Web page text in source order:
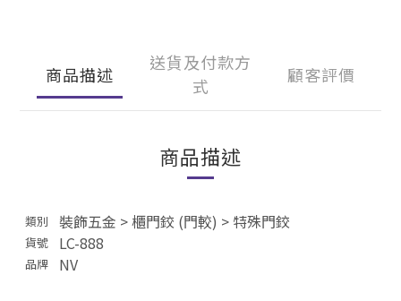
商品描述
送貨及付款方
式
顧客評價
商品描述
類別 裝飾五金 >櫃門鉸 (門較) > 特殊門鉸
貨號 LC-888
品牌 NV